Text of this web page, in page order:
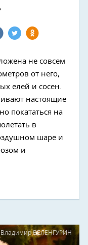
не совсем
от него,
елей и сосен.
настоящие
покататься на
в
шаре и
и
ВЕЛЕНГУРИН